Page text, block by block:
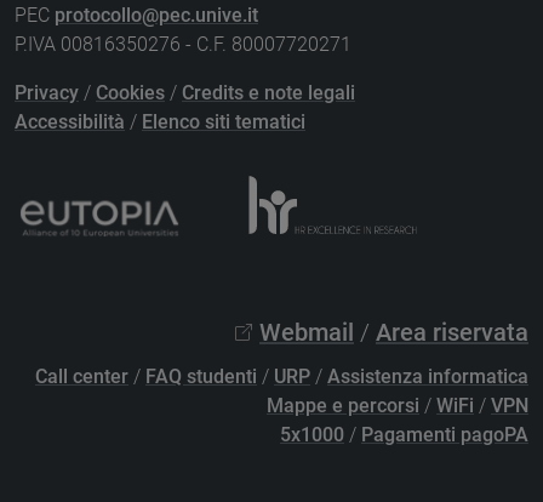
PEC protocollo@pec.unive.it
P.IVA 00816350276 - C.F. 80007720271
Privacy / Cookies / Credits e note legali
Accessibilità / Elenco siti tematici
Webmail / Area riservata
Call center / FAQ studenti / URP / Assistenza informatica
Mappe e percorsi / WiFi / VPN
5x1000 / Pagamenti pagoPA